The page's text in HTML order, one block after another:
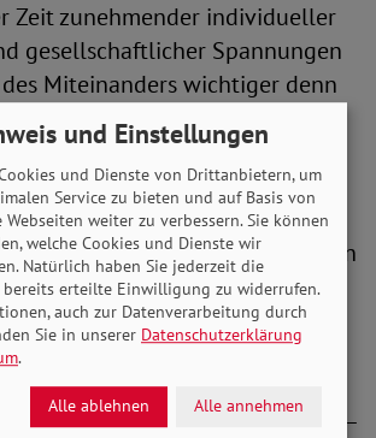
Zeit zunehmender individueller
gesellschaftlicher Spannungen
Miteinanders wichtiger denn
mahnt sie: „Niemals darf
Engagement zum Ersatz für
Infrastrukturen werden. Staat
dafür sorgen, dass
Rahmenbedingungen
Unterstützung erhalten.“
des SoVD wird Engagement
Von den Orts- und
bis hin zum Bundesverbandsrat –
und Einstellungen
und Dienste von Drittanbietern, um
Service zu bieten und auf Basis von
Webseiten weiter zu verbessern. Sie können
welche Cookies und Dienste wir
Natürlich haben Sie jederzeit die
erteilte Einwilligung zu widerrufen.
auch zur Datenverarbeitung durch
Sie in unserer Datenschutzerklärung
.
Alle ablehnen Alle annehmen